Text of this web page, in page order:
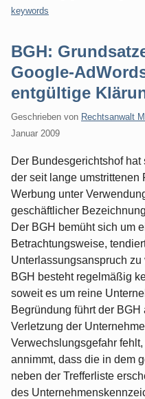
keywords
BGH:
Google-
entgültige
Geschrieben von Rechtsanwalt
Januar 2009
Der Bundesgerichtshof
der seit lange umstrittenen
Werbung unter
geschäftlicher
Der BGH bemüht sich um
Betrachtungsweise,
Unterlassungsanspruch
BGH besteht regelmäßig
soweit es um reine
Begründung führt der
Verletzung der
Verwechslungsgefahr
annimmt, dass die in dem
neben der Trefferliste
des